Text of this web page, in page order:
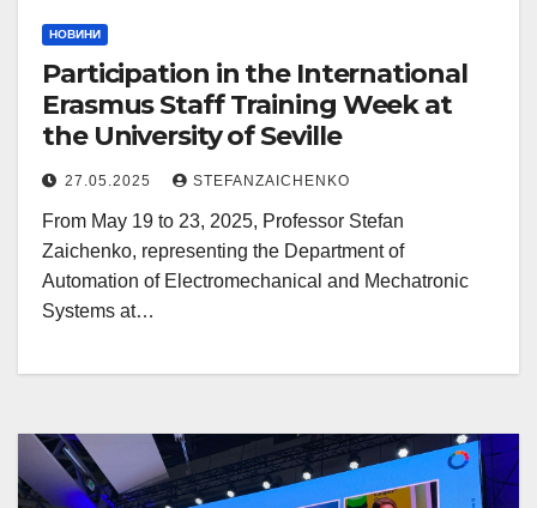
НОВИНИ
Participation in the International
Erasmus Staff Training Week at
the University of Seville
27.05.2025 STEFANZAICHENKO
From May 19 to 23, 2025, Professor Stefan
Zaichenko, representing the Department of
Automation of Electromechanical and Mechatronic
Systems at…